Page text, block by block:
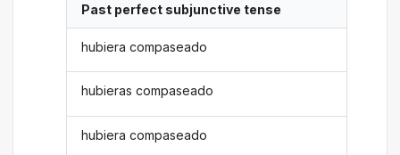
Past perfect subjunctive tense
hubiera compaseado
hubieras compaseado
hubiera compaseado